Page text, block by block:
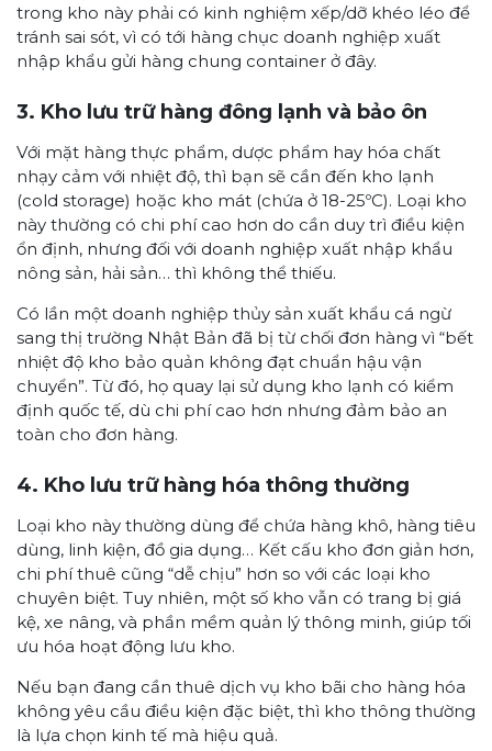
trong kho này phải có kinh nghiệm xếp/dỡ khéo léo để
tránh sai sót, vì có tới hàng chục doanh nghiệp xuất
nhập khẩu gửi hàng chung container ở đây.
3. Kho lưu trữ hàng đông lạnh và bảo ôn
Với mặt hàng thực phẩm, dược phẩm hay hóa chất
nhạy cảm với nhiệt độ, thì bạn sẽ cần đến kho lạnh
(cold storage) hoặc kho mát (chứa ở 18-25ºC). Loại kho
này thường có chi phí cao hơn do cần duy trì điều kiện
ổn định, nhưng đối với doanh nghiệp xuất nhập khẩu
nông sản, hải sản… thì không thể thiếu.
Có lần một doanh nghiệp thủy sản xuất khẩu cá ngừ
sang thị trường Nhật Bản đã bị từ chối đơn hàng vì “bết
nhiệt độ kho bảo quản không đạt chuẩn hậu vận
chuyển”. Từ đó, họ quay lại sử dụng kho lạnh có kiểm
định quốc tế, dù chi phí cao hơn nhưng đảm bảo an
toàn cho đơn hàng.
4. Kho lưu trữ hàng hóa thông thường
Loại kho này thường dùng để chứa hàng khô, hàng tiêu
dùng, linh kiện, đồ gia dụng… Kết cấu kho đơn giản hơn,
chi phí thuê cũng “dễ chịu” hơn so với các loại kho
chuyên biệt. Tuy nhiên, một số kho vẫn có trang bị giá
kệ, xe nâng, và phần mềm quản lý thông minh, giúp tối
ưu hóa hoạt động lưu kho.
Nếu bạn đang cần thuê dịch vụ kho bãi cho hàng hóa
không yêu cầu điều kiện đặc biệt, thì kho thông thường
là lựa chọn kinh tế mà hiệu quả.